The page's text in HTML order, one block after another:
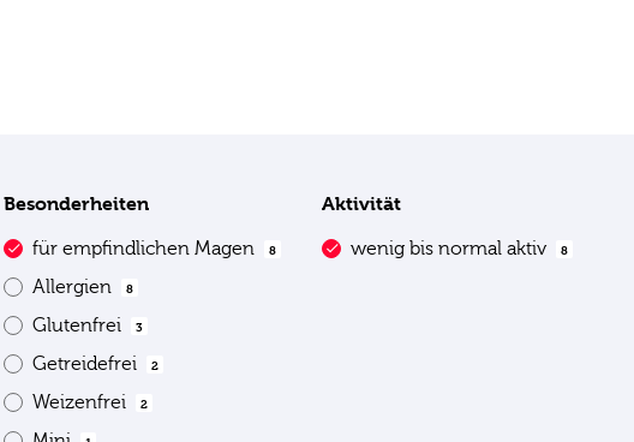
Besonderheiten
für empfindlichen Magen 8
Allergien 8
Glutenfrei 3
Getreidefrei 2
Weizenfrei 2
Aktivität
wenig bis normal aktiv 8